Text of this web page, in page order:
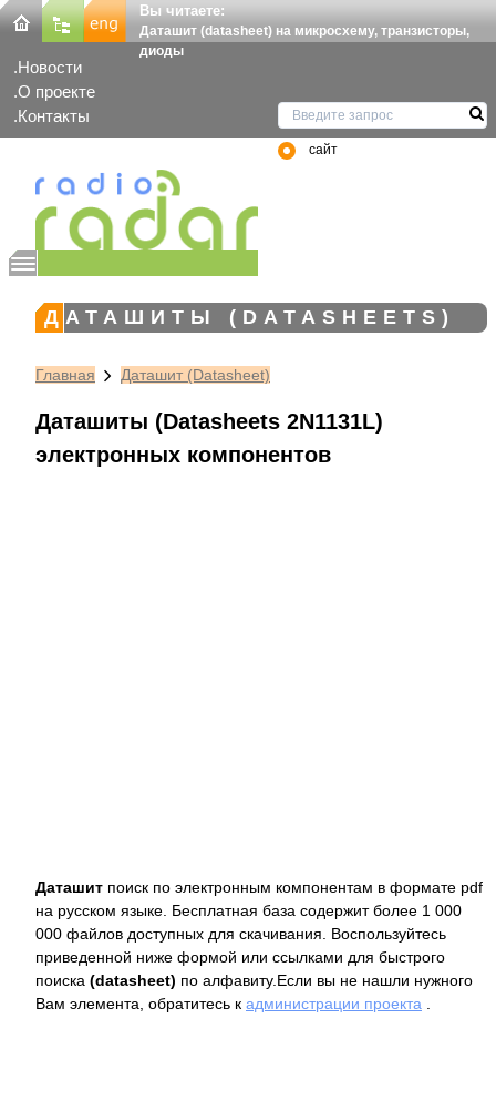
Вы читаете:
Даташит (datasheet) на микросхему, транзисторы,
диоды
Новости
О проекте
Контакты
сайт
ДАТАШИТЫ (DATASHEETS)
Главная Даташит (Datasheet)
Даташиты (Datasheets 2N1131L)
электронных компонентов
Даташит поиск по электронным компонентам в формате pdf
на русском языке. Бесплатная база содержит более 1 000
000 файлов доступных для скачивания. Воспользуйтесь
приведенной ниже формой или ссылками для быстрого
поиска (datasheet) по алфавиту.Если вы не нашли нужного
Вам элемента, обратитесь к администрации проекта